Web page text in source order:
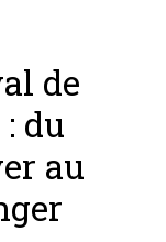
de
du
au